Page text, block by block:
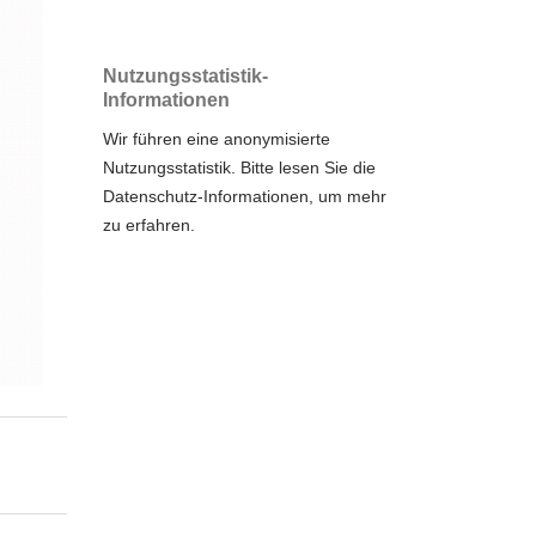
Nutzungsstatistik-
Informationen
Wir führen eine anonymisierte
Nutzungsstatistik. Bitte lesen Sie die
Datenschutz-Informationen , um mehr
zu erfahren.